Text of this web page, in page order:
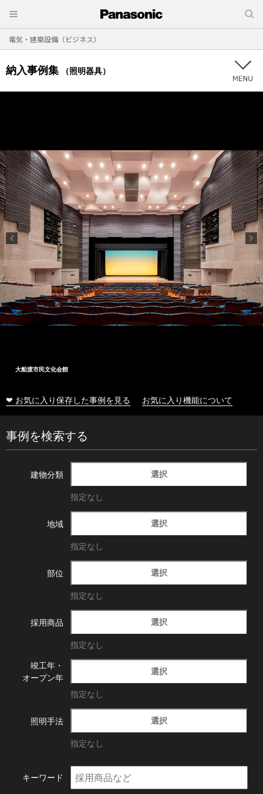
電気・建築設備（ビジネス）
納入事例集 （照明器具）
大船渡市民文化会館
❤ お気に入り保存した事例を見る お気に入り機能について
事例を検索する
建物分類 選択
指定なし
地域 選択
指定なし
部位 選択
指定なし
採用商品 選択
指定なし
竣工年・
オープン年
選択
指定なし
照明手法 選択
指定なし
キーワード